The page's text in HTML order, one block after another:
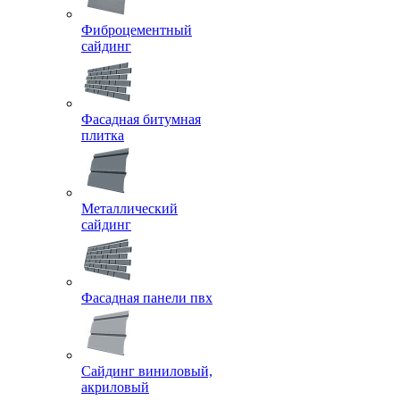
Фиброцементный
сайдинг
Фасадная битумная
плитка
Металлический
сайдинг
Фасадная панели пвх
Сайдинг виниловый,
акриловый